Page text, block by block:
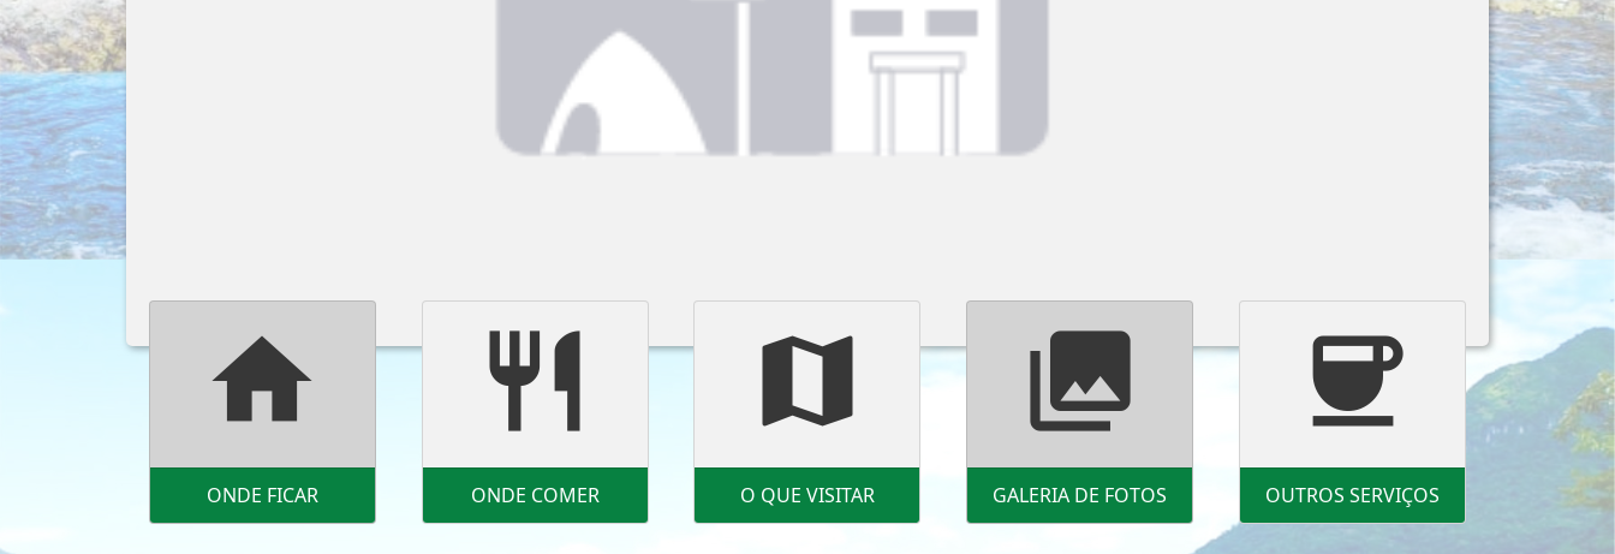
home
ONDE FICAR
restaurant
ONDE COMER
map
O QUE VISITAR
photo_library
GALERIA DE FOTOS
coffee
OUTROS SERVIÇOS